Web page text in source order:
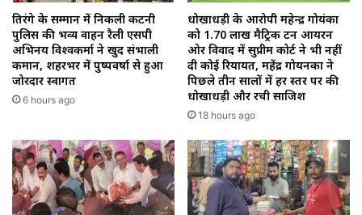
तिरंगे के सम्मान में निकली कटनी
पुलिस की भव्य वाहन रैली एसपी
अभिनय विश्वकर्मा ने खुद संभाली
कमान, शहरभर में पुष्पवर्षा से हुआ
जोरदार स्वागत
6 hours ago
धोखाधड़ी के आरोपी महेन्द्र गोयंका
को 1.70 लाख मैट्रिक टन आयरन
ओर विवाद में सुप्रीम कोर्ट ने भी नहीं
दी कोई रियायत, महेंद्र गोयनका ने
पिछले तीन सालों में हर स्तर पर की
धोखाधड़ी और रची साजिश
18 hours ago